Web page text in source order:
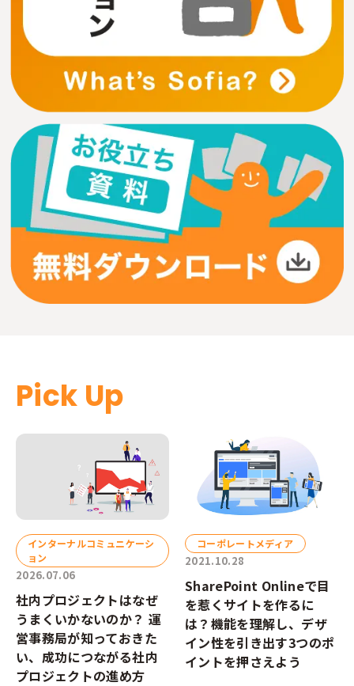
Pick Up
インターナルコミュニケーシ
ョン
2026.07.06
社内プロジェクトはなぜ
うまくいかないのか？ 運
営事務局が知っておきた
い、成功につながる社内
プロジェクトの進め方
コーポレートメディア
2021.10.28
SharePoint Onlineで目
を惹くサイトを作るに
は？機能を理解し、デザ
イン性を引き出す3つのポ
イントを押さえよう